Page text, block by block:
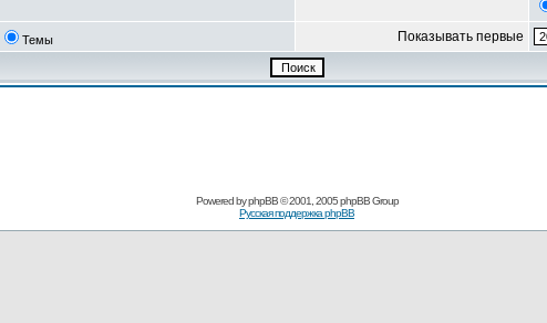
Темы Показывать первые
Powered byphpBB© 2001, 2005 phpBB Group
Русская поддержка phpBB